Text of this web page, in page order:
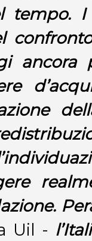
tempo.
ancora
Uil -